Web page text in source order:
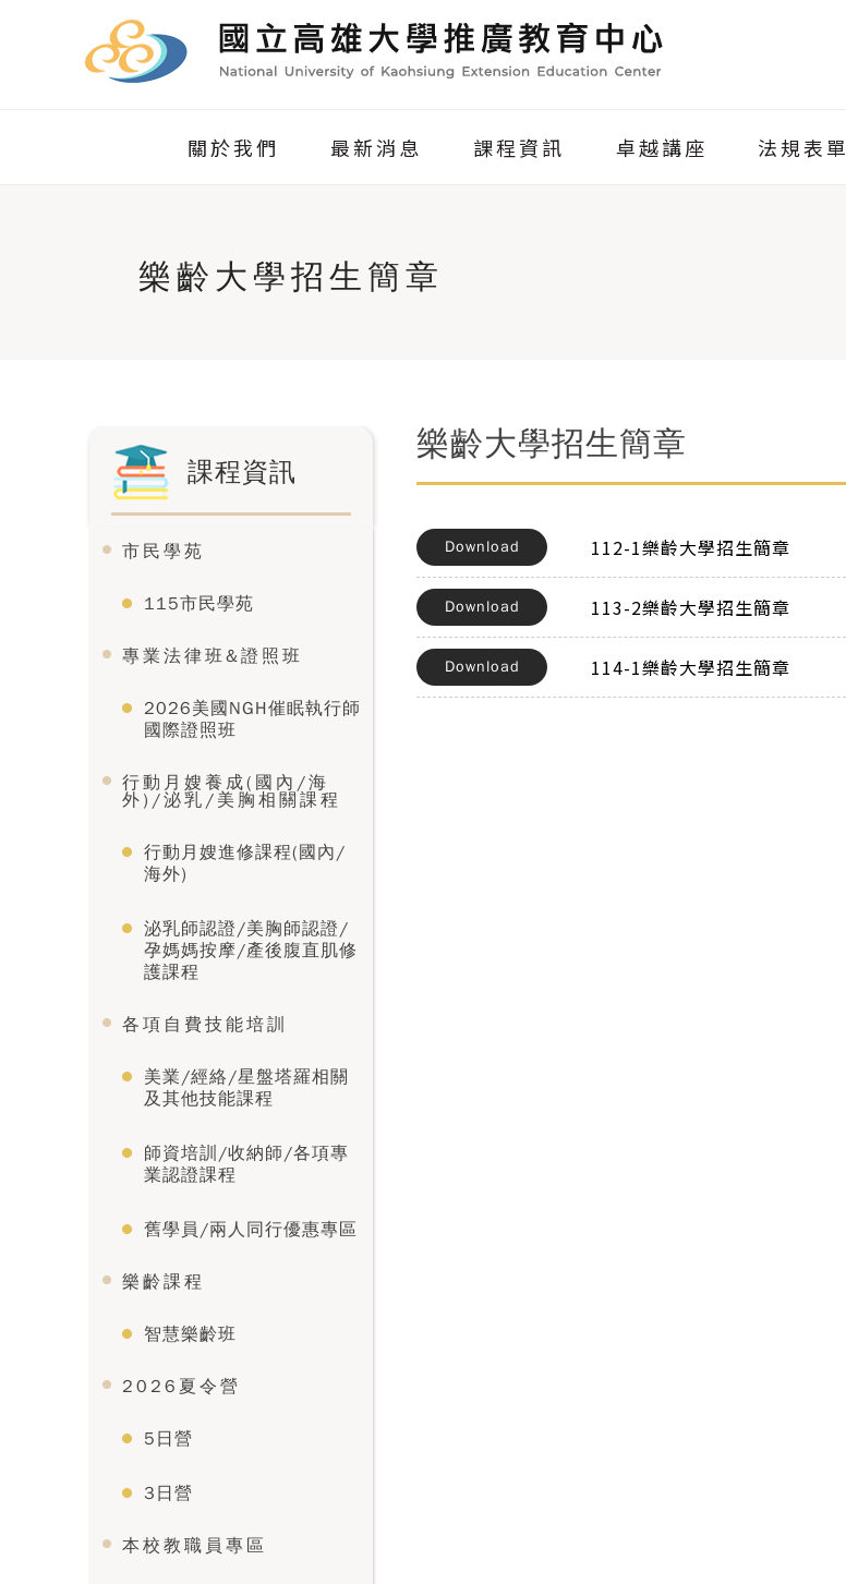
關於我們 最新消息 課程資訊 卓越講座 法規表單
樂齡大學招生簡章
課程資訊
市民學苑
115市民學苑
專業法律班&證照班
2026美國NGH催眠執行師
國際證照班
行動月嫂養成(國內/海
外)/泌乳/美胸相關課程
行動月嫂進修課程(國內/
海外)
泌乳師認證/美胸師認證/
孕媽媽按摩/產後腹直肌修
護課程
各項自費技能培訓
美業/經絡/星盤塔羅相關
及其他技能課程
師資培訓/收納師/各項專
業認證課程
舊學員/兩人同行優惠專區
樂齡課程
智慧樂齡班
2026夏令營
5日營
3日營
本校教職員專區
樂齡大學招生簡章
Download 112-1樂齡大學招生簡章
Download 113-2樂齡大學招生簡章
Download 114-1樂齡大學招生簡章